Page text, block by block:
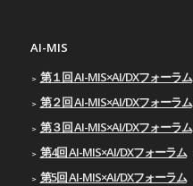
AI-MIS
第１回 AI-MIS×AI/DXフォーラム
第２回 AI-MIS×AI/DXフォーラム
第３回 AI-MIS×AI/DXフォーラム
第4回 AI-MIS×AI/DXフォーラム
第5回 AI-MIS×AI/DXフォーラム